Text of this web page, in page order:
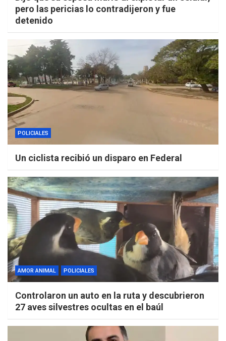
pero las pericias lo contradijeron y fue
detenido
POLICIALES
Un ciclista recibió un disparo en Federal
AMOR ANIMAL POLICIALES
Controlaron un auto en la ruta y descubrieron
27 aves silvestres ocultas en el baúl